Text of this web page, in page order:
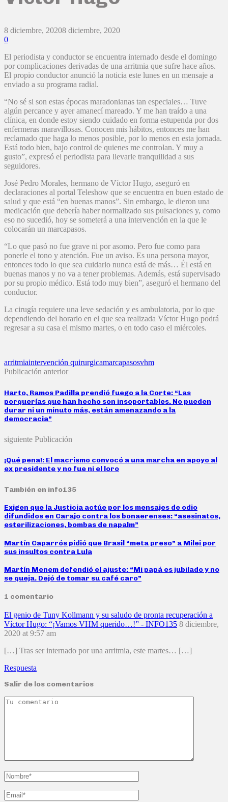
8 diciembre, 20208 diciembre, 2020
0
El periodista y conductor se encuentra internado desde el domingo
por complicaciones derivadas de una arritmia que sufre hace años.
El propio conductor anunció la noticia este lunes en un mensaje a
enviado a su programa radial.
“No sé si son estas épocas maradonianas tan especiales… Tuve
algún percance y ayer amanecí mareado. Y me han traído a una
clínica, en donde estoy siendo cuidado en forma estupenda por dos
enfermeras maravillosas. Conocen mis hábitos, entonces me han
reclamado que haga lo menos posible, por lo menos en esta jornada.
Está todo bien, bajo control de quienes me controlan. Y muy a
gusto”, expresó el periodista para llevarle tranquilidad a sus
seguidores.
José Pedro Morales, hermano de Víctor Hugo, aseguró en
declaraciones al portal Teleshow que se encuentra en buen estado de
salud y que está “en buenas manos”. Sin embargo, le dieron una
medicación que debería haber normalizado sus pulsaciones y, como
eso no sucedió, hoy se someterá a una intervención en la que le
colocarán un marcapasos.
“Lo que pasó no fue grave ni por asomo. Pero fue como para
ponerle el tono y atención. Fue un aviso. Es una persona mayor,
entonces todo lo que sea cuidarlo nunca está de más… Él está en
buenas manos y no va a tener problemas. Además, está supervisado
por su propio médico. Está todo muy bien”, aseguró el hermano del
conductor.
La cirugía requiere una leve sedación y es ambulatoria, por lo que
dependiendo del horario en el que sea realizada Víctor Hugo podrá
regresar a su casa el mismo martes, o en todo caso el miércoles.
arritmiaintervención quirurgicamarcapasosvhm
Publicación anterior
Harto, Ramos Padilla prendió fuego a la Corte: “Las
porquerías que han hecho son insoportables. No pueden
durar ni un minuto más, están amenazando a la
democracia”
siguiente Publicación
¡Qué pena!: El macrismo convocó a una marcha en apoyo al
ex presidente y no fue ni el loro
También en info135
Exigen que la Justicia actúe por los mensajes de odio
difundidos en Carajo contra los bonaerenses: “asesinatos,
esterilizaciones, bombas de napalm”
Martín Caparrós pidió que Brasil “meta preso” a Milei por
sus insultos contra Lula
Martín Menem defendió el ajuste: “Mi papá es jubilado y no
se queja. Dejó de tomar su café caro”
1 comentario
El genio de Tuny Kollmann y su saludo de pronta recuperación a
Víctor Hugo: “¡Vamos VHM querido…!” - INFO135 8 diciembre,
2020 at 9:57 am
[…] Tras ser internado por una arritmia, este martes… […]
Respuesta
Salir de los comentarios